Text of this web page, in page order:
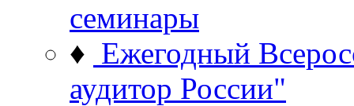
семинары
♦ Ежегодный
аудитор России"